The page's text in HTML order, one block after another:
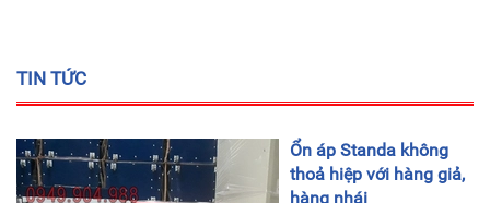
TIN TỨC
Ổn áp Standa không
thoả hiệp với hàng giả,
hàng nhái